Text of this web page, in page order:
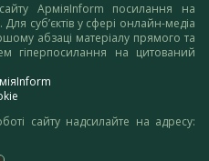
АрміяInform посилання на
Для суб’єктів у сфері онлайн-медіа
абзаці матеріалу прямого та
гіперпосилання на цитований
сайту надсилайте на адресу: